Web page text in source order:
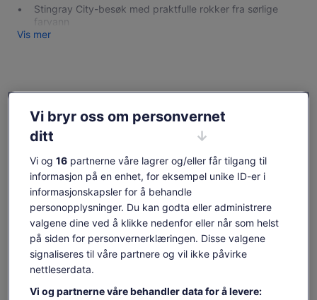
Stingray City-besøk med praktfulle rokker fra sørlige
farvann
Vis mer
Sjekk tilgjengelighet
Endre datoer
Endre
datoer
- 1 679 kr
ons. 12. aug.
-
Prisen
er
1 679 kr
per
voksen
1 679 kr
inkludert skatter og avgifter
Vis billetter
Innholdet på denne siden kan være maskinoversatt.
Se originalteksten (engelsk)
Gi tilbakemelding på denne oversettelsenÅpnes
i
en
Hva som er inkludert og
Vi bryr oss om personvernet
ditt
Vi og 16partnerne våre lagrer og/eller får tilgang til
informasjon på en enhet, for eksempel unike ID-er i
informasjonskapsler for å behandle
personopplysninger. Du kan godta eller administrere
valgene dine ved å klikke nedenfor eller når som helst
på siden for personvernerklæringen. Disse valgene
signaliseres til våre partnere og vil ikke påvirke
nettleserdata.
Vi og partnerne våre behandler data for å levere: